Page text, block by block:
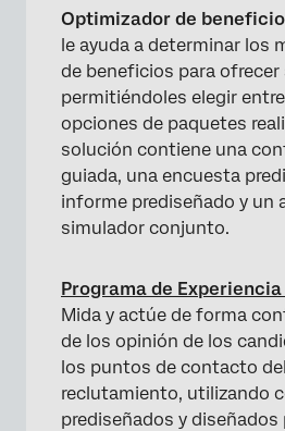
Optimizador de
le ayuda a determinar los
de beneficios para ofrecer
permitiéndoles elegir
opciones de paquetes
solución contiene una
guiada, una encuesta
informe prediseñado y un
simulador conjunto.
Programa de
Mida y actúe de forma
de los opinión de los
los puntos de contacto
reclutamiento, utilizando
prediseñados y diseñados